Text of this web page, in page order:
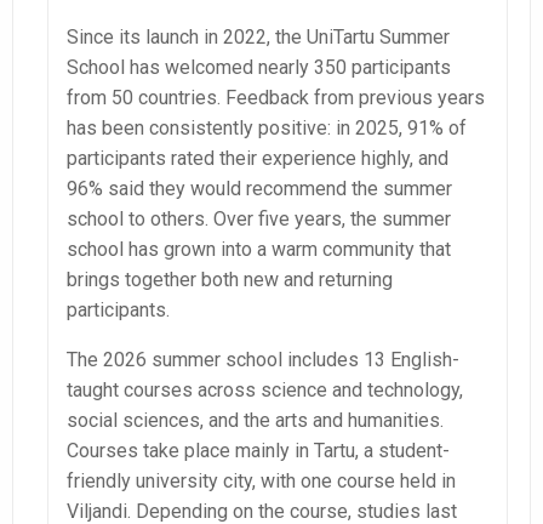
Since its launch in 2022, the UniTartu Summer
School has welcomed nearly 350 participants
from 50 countries. Feedback from previous years
has been consistently positive: in 2025, 91% of
participants rated their experience highly, and
96% said they would recommend the summer
school to others. Over five years, the summer
school has grown into a warm community that
brings together both new and returning
participants.
The 2026 summer school includes 13 English-
taught courses across science and technology,
social sciences, and the arts and humanities.
Courses take place mainly in Tartu, a student-
friendly university city, with one course held in
Viljandi. Depending on the course, studies last